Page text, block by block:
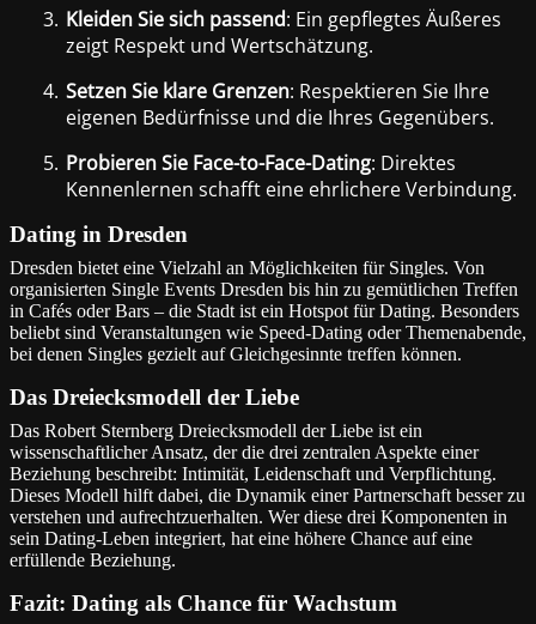
3. Kleiden Sie sich passend: Ein gepflegtes Äußeres
zeigt Respekt und Wertschätzung.
4. Setzen Sie klare Grenzen: Respektieren Sie Ihre
eigenen Bedürfnisse und die Ihres Gegenübers.
5. Probieren Sie Face-to-Face-Dating: Direktes
Kennenlernen schafft eine ehrlichere Verbindung.
Dating in Dresden
Dresden bietet eine Vielzahl an Möglichkeiten für Singles. Von
organisierten Single Events Dresden bis hin zu gemütlichen Treffen
in Cafés oder Bars – die Stadt ist ein Hotspot für Dating. Besonders
beliebt sind Veranstaltungen wie Speed-Dating oder Themenabende,
bei denen Singles gezielt auf Gleichgesinnte treffen können.
Das Dreiecksmodell der Liebe
Das Robert Sternberg Dreiecksmodell der Liebe ist ein
wissenschaftlicher Ansatz, der die drei zentralen Aspekte einer
Beziehung beschreibt: Intimität, Leidenschaft und Verpflichtung.
Dieses Modell hilft dabei, die Dynamik einer Partnerschaft besser zu
verstehen und aufrechtzuerhalten. Wer diese drei Komponenten in
sein Dating-Leben integriert, hat eine höhere Chance auf eine
erfüllende Beziehung.
Fazit: Dating als Chance für Wachstum